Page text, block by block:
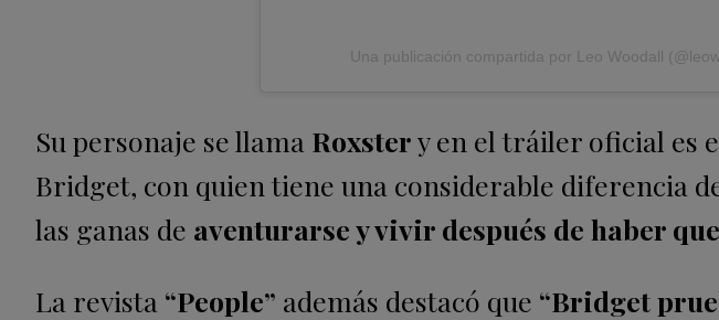
Una publicación compartida por Leo Woodall
Su personaje se llama Roxstery en el tráiler oficial es
Bridget, con quien tiene una considerable diferencia
las ganas de aventurarse y vivir después de haber
La revista “People” además destacó que “Bridget